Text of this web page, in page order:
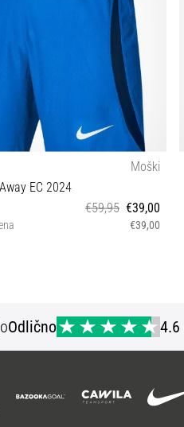
Moški
EC 2024
€59,95 €39,00
€39,00
Odlično 4.6